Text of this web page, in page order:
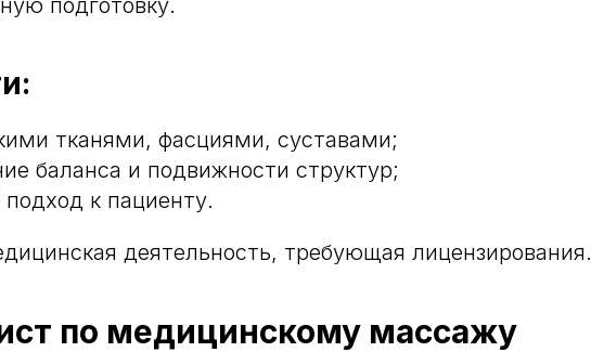
подготовку.
тканями, фасциями, суставами;
баланса и подвижности структур;
к пациенту.
деятельность, требующая лицензирования.
по медицинскому массажу